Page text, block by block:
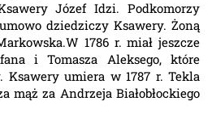
Józef Idzi. Podkomorzy
dziedziczy Ksawery. Żoną
1786 r. miał jeszcze
i Tomasza Aleksego, które
Ksawery umiera w 1787 r. Tekla
mąż za Andrzeja Białobłockiego